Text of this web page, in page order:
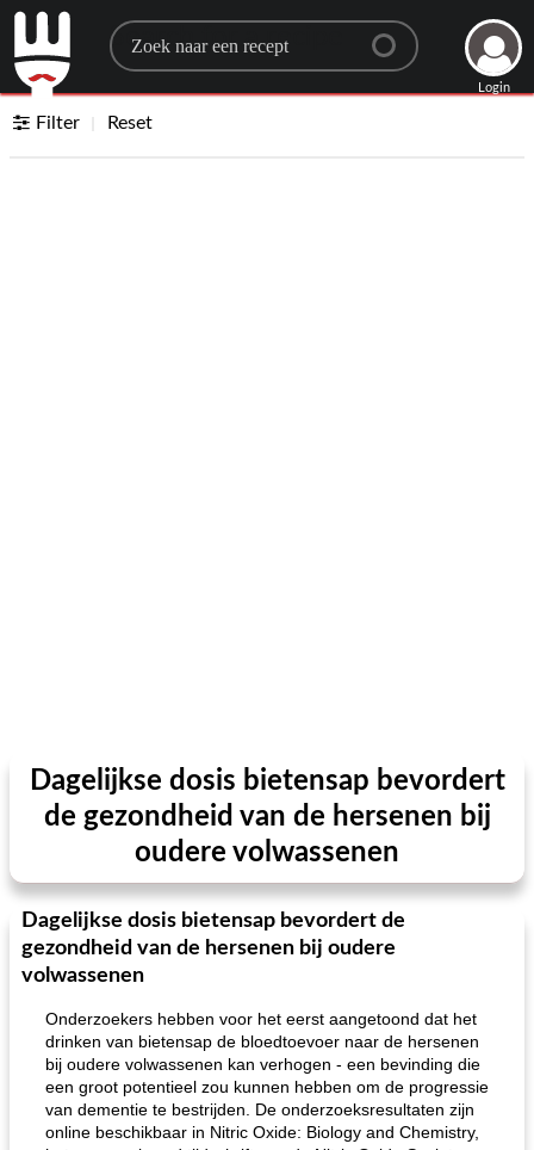
Search for a recipe
Login
Filter Reset
Dagelijkse dosis bietensap bevordert
de gezondheid van de hersenen bij
oudere volwassenen
Dagelijkse dosis bietensap bevordert de
gezondheid van de hersenen bij oudere
volwassenen
Onderzoekers hebben voor het eerst aangetoond dat het
drinken van bietensap de bloedtoevoer naar de hersenen
bij oudere volwassenen kan verhogen - een bevinding die
een groot potentieel zou kunnen hebben om de progressie
van dementie te bestrijden. De onderzoeksresultaten zijn
online beschikbaar in Nitric Oxide: Biology and Chemistry,